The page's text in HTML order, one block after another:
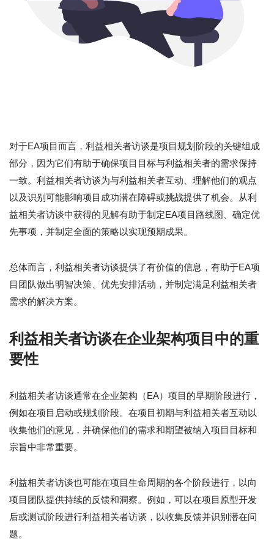
对于EA项目而言，利益相关者访谈是项目规划阶段的关键组成
部分，因为它们有助于确保项目目标与利益相关者的需求保持
一致。利益相关者访谈为与利益相关者互动、理解他们的观点
以及识别可能影响项目成功潜在障碍或挑战提供了机会。从利
益相关者访谈中获得的见解有助于制定EA项目路线图、确定优
先事项，并制定全面的策略以实现预期成果。
总体而言，利益相关者访谈提供了有价值的信息，有助于EA项
目团队做出明智决策、优先安排活动，并制定满足利益相关者
需求的解决方案。
利益相关者访谈在企业架构项目中的重
要性
利益相关者访谈通常在企业架构（EA）项目的早期阶段进行，
例如在项目启动或规划阶段。在项目初期与利益相关者互动以
收集他们的意见，并确保他们的需求和期望被纳入项目目标和
宗旨中非常重要。
利益相关者访谈也可能在项目生命周期的各个阶段进行，以向
项目团队提供持续的反馈和洞察。例如，可以在项目原型开发
后或测试阶段进行利益相关者访谈，以收集反馈并识别潜在问
题。